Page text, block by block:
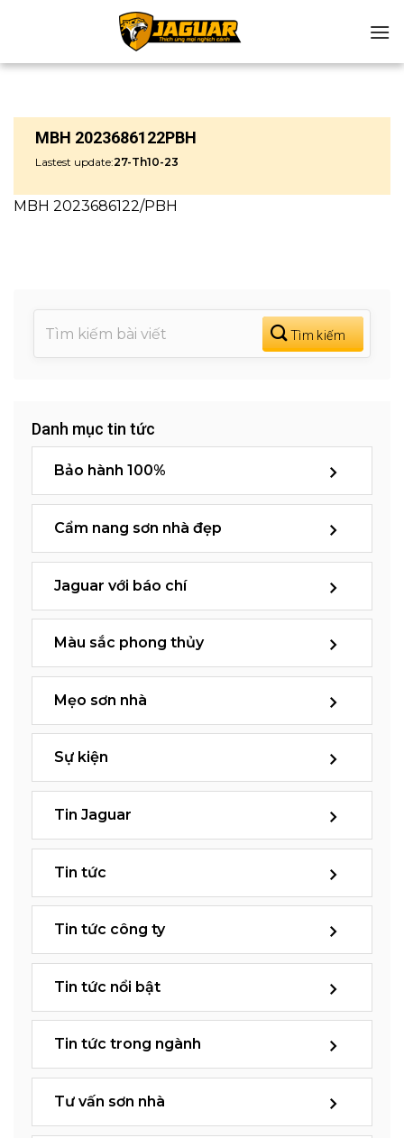
MBH 2023686122PBH
Lastest update:27-Th10-23
MBH 2023686122/PBH
Danh mục tin tức
Bảo hành 100%
Cẩm nang sơn nhà đẹp
Jaguar với báo chí
Màu sắc phong thủy
Mẹo sơn nhà
Sự kiện
Tin Jaguar
Tin tức
Tin tức công ty
Tin tức nổi bật
Tin tức trong ngành
Tư vấn sơn nhà